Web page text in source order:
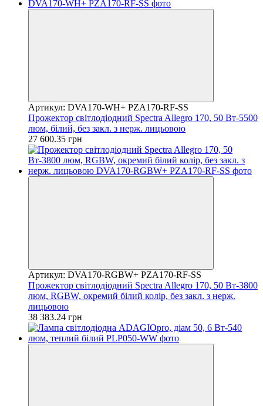
Артикул: DVA170-WH+ PZA170-RF-SS
Прожектор світлодіодний Spectra Allegro 170, 50 Вт-5500
люм, білий, без закл. з нерж. лицьовою
27 600.35 грн
Артикул: DVA170-RGBW+ PZA170-RF-SS
Прожектор світлодіодний Spectra Allegro 170, 50 Вт-3800
люм, RGBW, окремий білий колір, без закл. з нерж.
лицьовою
38 383.24 грн